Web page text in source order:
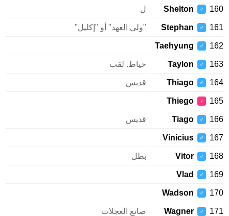
160
♂
Shelton ل
161
♂
Stephan "ولي العهد" أو "إكليل"
162
♂
Taehyung
163
♂
Taylon خياط. لقب
164
♂
Thiago قديس
165
♀
Thiego
166
♂
Tiago قديس
167
♂
Vinicius
168
♂
Vitor بطل
169
♂
Vlad
170
♂
Wadson
171
♂
Wagner صانع العجلات